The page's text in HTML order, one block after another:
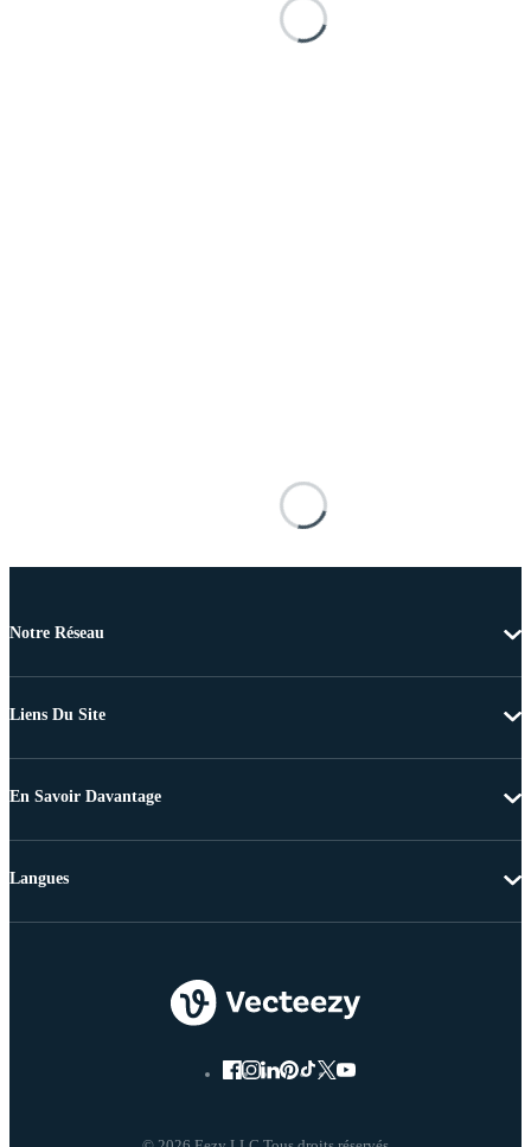
Notre Réseau
Liens Du Site
En Savoir Davantage
Langues